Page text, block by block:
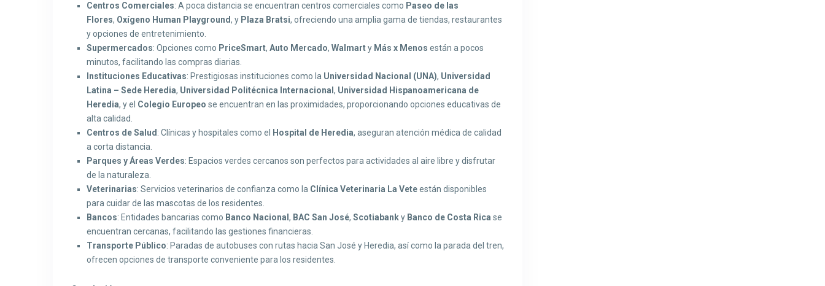
Centros Comerciales: A poca distancia se encuentran centros comerciales como Paseo de las
Flores, Oxígeno Human Playground, y Plaza Bratsi, ofreciendo una amplia gama de tiendas, restaurantes
y opciones de entretenimiento.
Supermercados: Opciones como PriceSmart, Auto Mercado, Walmarty Más x Menos están a pocos
minutos, facilitando las compras diarias.
Instituciones Educativas: Prestigiosas instituciones como la Universidad Nacional (UNA), Universidad
Latina – Sede Heredia, Universidad Politécnica Internacional , Universidad Hispanoamericana de
Heredia, y el Colegio Europeo se encuentran en las proximidades, proporcionando opciones educativas de
alta calidad.
Centros de Salud : Clínicas y hospitales como el Hospital de Heredia, aseguran atención médica de calidad
a corta distancia.
Parques y Áreas Verdes: Espacios verdes cercanos son perfectos para actividades al aire libre y disfrutar
de la naturaleza.
Veterinarias: Servicios veterinarios de confianza como la Clínica Veterinaria La Veteestán disponibles
para cuidar de las mascotas de los residentes.
Bancos: Entidades bancarias como Banco Nacional , BAC San José, Scotiabanky Banco de Costa Rica se
encuentran cercanas, facilitando las gestiones financieras.
Transporte Público: Paradas de autobuses con rutas hacia San José y Heredia, así como la parada del tren,
ofrecen opciones de transporte conveniente para los residentes.